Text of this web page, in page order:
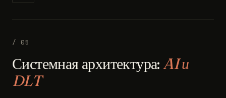
/ 05
Системная архитектура:AI и
DLT